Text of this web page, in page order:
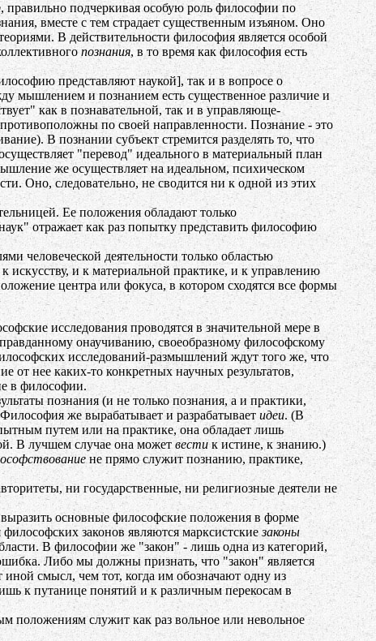
подчеркивая особую роль философии по
вместе с тем страдает существенным изъяном. Оно
В действительности философия является особой
познания, в то время как философия есть
представляют наукой], так и в вопросе о
мышлением и познанием есть существенное различие и
как в познавательной, так и в управляюще-
по своей направленности. Познание - это
В познании субъект стремится разделять то, что
"перевод" идеального в материальный план
же осуществляет на идеальном, психическом
Оно, следовательно, не сводится ни к одной из этих
Ее положения обладают только
отражает как раз попытку представить философию
человеческой деятельности только областью
и к материальной практике, и к управлению
центра или фокуса, в котором сходятся все формы
исследования проводятся в значительной мере в
онаучиванию, своеобразному философскому
исследований-размышлений ждут того же, что
от нее каких-то конкретных научных результатов,
в философии.
познания (и не только познания, а и практики,
же вырабатывает и разрабатывает идеи. (В
путем или на практике, она обладает лишь
В лучшем случае она может вестик истине, к знанию.)
не прямо служит познанию, практике,
ни государственные, ни религиозные деятели не
основные философские положения в форме
законов являются марксистскиезаконы
В философии же "закон" - лишь одна из категорий,
Либо мы должны признать, что "закон" является
иной смысл, чем тот, когда им обозначают одну из
к путанице понятий и к различным перекосам в
служит как раз вольное или невольное